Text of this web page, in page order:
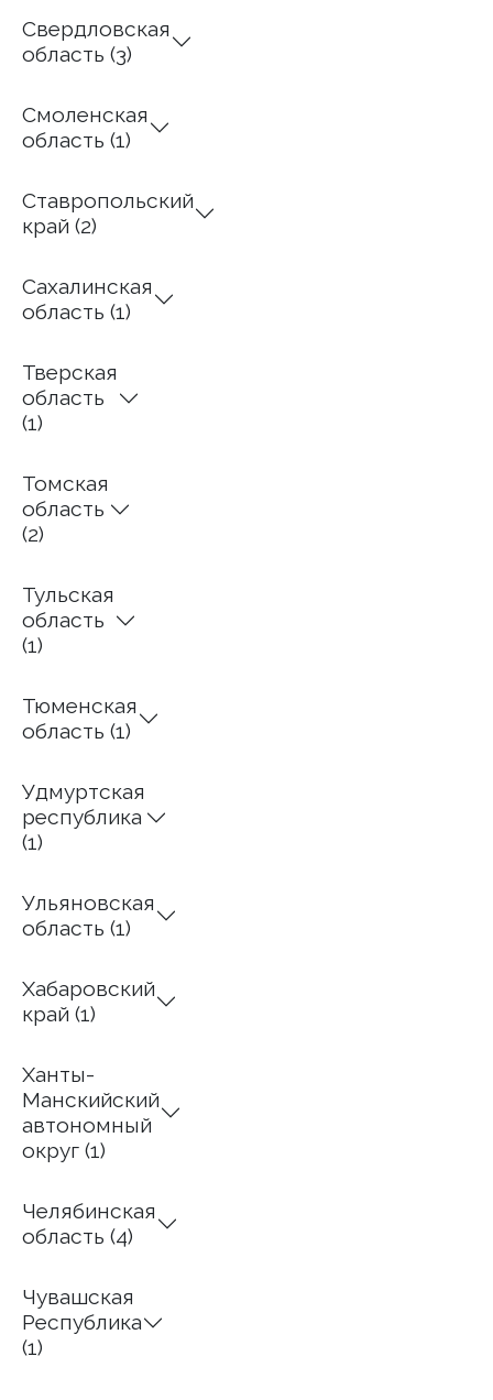
Свердловская
область (3)
Смоленская
область (1)
Ставропольский
край (2)
Сахалинская
область (1)
Тверская
область
(1)
Томская
область
(2)
Тульская
область
(1)
Тюменская
область (1)
Удмуртская
республика
(1)
Ульяновская
область (1)
Хабаровский
край (1)
Ханты-
Манскийский
автономный
округ (1)
Челябинская
область (4)
Чувашская
Республика
(1)